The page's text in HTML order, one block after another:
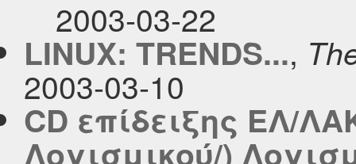
2003-03-22
LINUX: TRENDS...,
2003-03-10
CD επίδειξης ΕΛ/
Λογισμικού/)